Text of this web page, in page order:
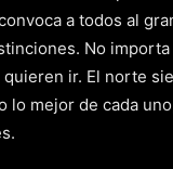
a todos al
No
quieren ir. El norte
lo mejor de cada